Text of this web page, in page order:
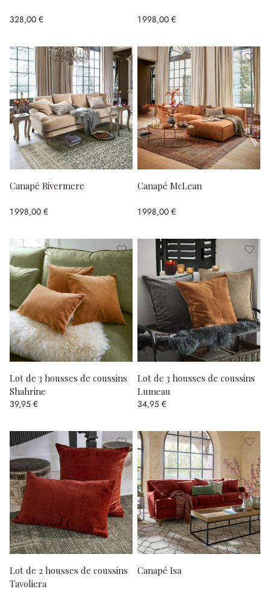
328,00 € 1 998,00 €
Canapé Rivermere
1 998,00 €
Canapé McLean
1 998,00 €
Lot de 3 housses de coussins
Shahrine
39,95 €
Lot de 3 housses de coussins
Lumeau
34,95 €
Lot de 2 housses de coussins
Tavoliera
Canapé Isa